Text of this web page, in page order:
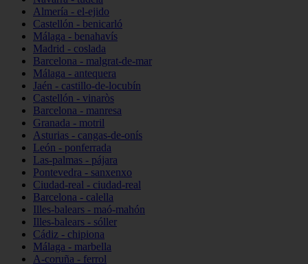
Almería - el-ejido
Castellón - benicarló
Málaga - benahavís
Madrid - coslada
Barcelona - malgrat-de-mar
Málaga - antequera
Jaén - castillo-de-locubín
Castellón - vinaròs
Barcelona - manresa
Granada - motril
Asturias - cangas-de-onís
León - ponferrada
Las-palmas - pájara
Pontevedra - sanxenxo
Ciudad-real - ciudad-real
Barcelona - calella
Illes-balears - maó-mahón
Illes-balears - sóller
Cádiz - chipiona
Málaga - marbella
A-coruña - ferrol